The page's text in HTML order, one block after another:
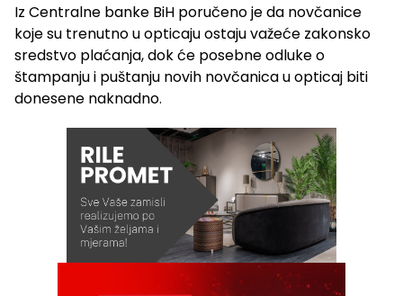
Iz Centralne banke BiH poručeno je da novčanice
koje su trenutno u opticaju ostaju važeće zakonsko
sredstvo plaćanja, dok će posebne odluke o
štampanju i puštanju novih novčanica u opticaj biti
donesene naknadno.